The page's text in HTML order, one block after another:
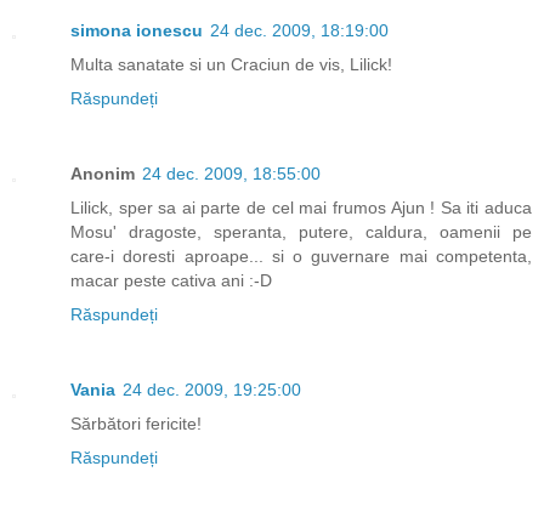
simona ionescu 24 dec. 2009, 18:19:00
Multa sanatate si un Craciun de vis, Lilick!
Răspundeți
Anonim 24 dec. 2009, 18:55:00
Lilick, sper sa ai parte de cel mai frumos Ajun ! Sa iti aduca
Mosu' dragoste, speranta, putere, caldura, oamenii pe
care-i doresti aproape... si o guvernare mai competenta,
macar peste cativa ani :-D
Răspundeți
Vania 24 dec. 2009, 19:25:00
Sărbători fericite!
Răspundeți